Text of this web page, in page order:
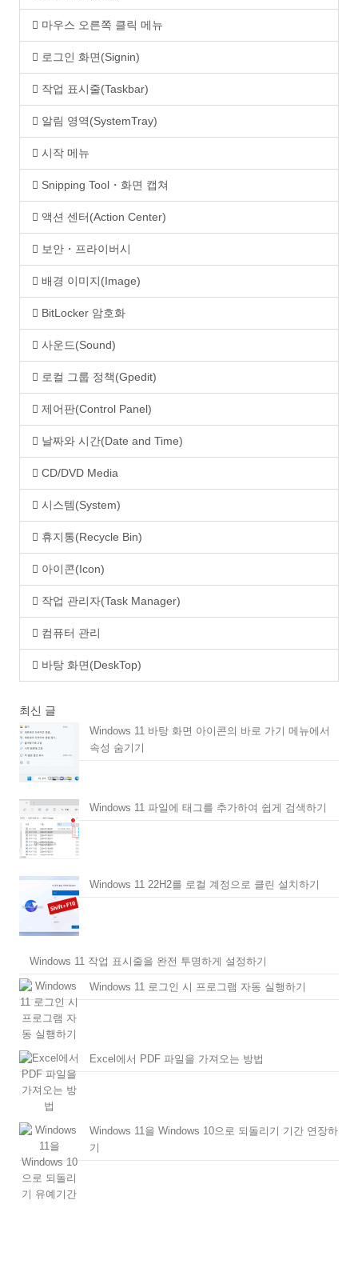
마우스 오른쪽 클릭 메뉴
로그인 화면(Signin)
작업 표시줄(Taskbar)
알림 영역(SystemTray)
시작 메뉴
Snipping Tool・화면 캡쳐
액션 센터(Action Center)
보안・프라이버시
배경 이미지(Image)
BitLocker 암호화
사운드(Sound)
로컬 그룹 정책(Gpedit)
제어판(Control Panel)
날짜와 시간(Date and Time)
CD/DVD Media
시스템(System)
휴지통(Recycle Bin)
아이콘(Icon)
작업 관리자(Task Manager)
컴퓨터 관리
바탕 화면(DeskTop)
최신 글
Windows 11 바탕 화면 아이콘의 바로 가기 메뉴에서
속성 숨기기
Windows 11 파일에 태그를 추가하여 쉽게 검색하기
Windows 11 22H2를 로컬 계정으로 클린 설치하기
Windows 11 작업 표시줄을 완전 투명하게 설정하기